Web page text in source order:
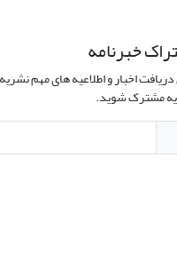
خبرنامه
اخبار و اطلاعیه های مهم
مشترک شوید.